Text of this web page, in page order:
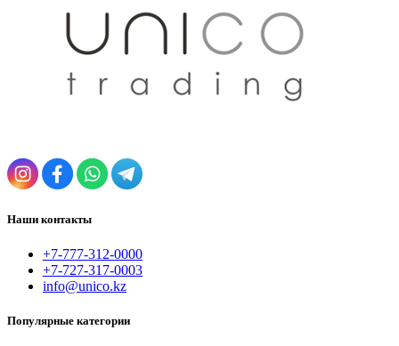
Наши контакты
+7-777-312-0000
+7-727-317-0003
info@unico.kz
Популярные категории